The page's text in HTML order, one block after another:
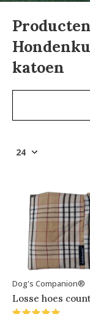
katoen
Dog's Companion®
Losse hoes